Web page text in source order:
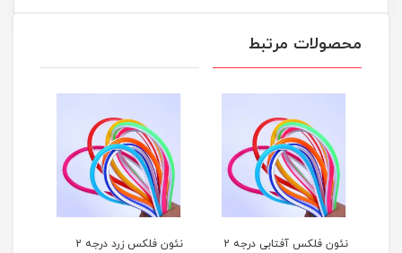
محصولات مرتبط
نئون فلکس آفتابی درجه 2 نئون فلکس زرد درجه 2